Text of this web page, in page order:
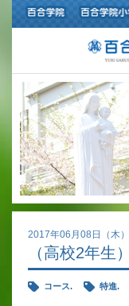
2017年06月08日（木）
（高校2年生
コース. 特進.